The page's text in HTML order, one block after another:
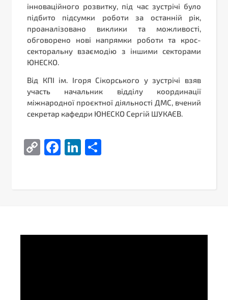
інноваційного розвитку, під час зустрічі було
підбито підсумки роботи за останній рік,
проаналізовано виклики та можливості,
обговорено нові напрямки роботи та крос-
секторальну взаємодію з іншими секторами
ЮНЕСКО.
Від КПІ ім. Ігоря Сікорського у зустрічі взяв
участь начальник відділу координації
міжнародної проєктної діяльності ДМС, вчений
секретар кафедри ЮНЕСКО Сергій ШУКАЄВ.
CopyFacebook
LinkedIn